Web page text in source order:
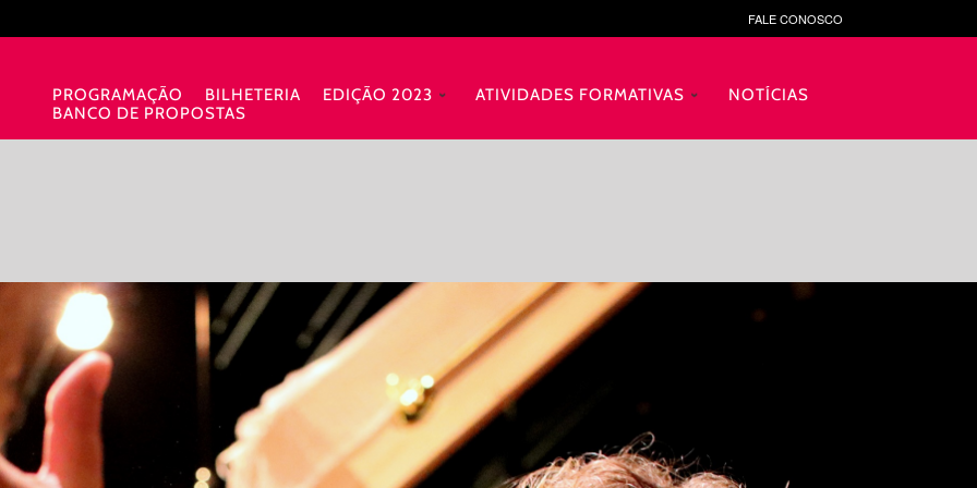
FALE CONOSCO
PROGRAMAÇÃO BILHETERIA EDIÇÃO 2023 ATIVIDADES FORMATIVAS
NOTÍCIAS
BANCO DE PROPOSTAS